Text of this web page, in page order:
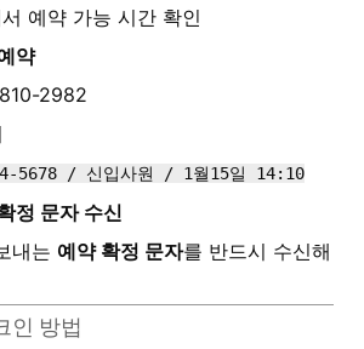
예약 가능 시간 확인
약
2982
5678 / 신입사원 / 1월15일 14:10
정 문자 수신
내는 예약 확정 문자를 반드시 수신해
인 방법